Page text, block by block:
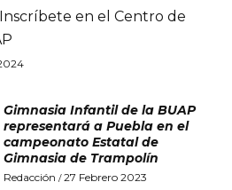
en el Centro de
Gimnasia Infantil de la BUAP
representará a Puebla en el
campeonato Estatal de
Gimnasia de Trampolín
Redacción /27 Febrero 2023